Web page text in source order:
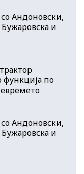
Андоновски,
Бужаровска и
функција по
Андоновски,
Бужаровска и